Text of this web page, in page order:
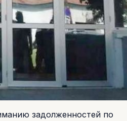
задолженностей по